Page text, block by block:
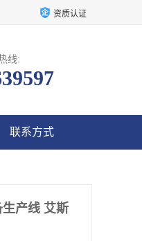
资质认证
线:
联系方式
产线 艾斯